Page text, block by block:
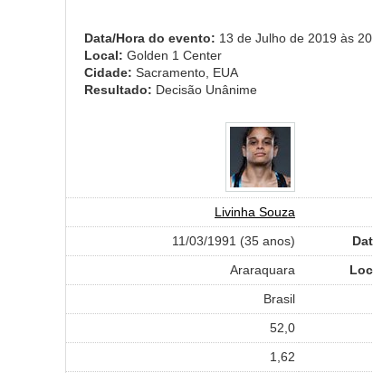
Data/Hora do evento: 13 de Julho de 2019 às
Local: Golden 1 Center
Cidade: Sacramento, EUA
Resultado: Decisão Unânime
Livinha Souza
11/03/1991 (35 anos)
Araraquara
Brasil
52,0
1,62